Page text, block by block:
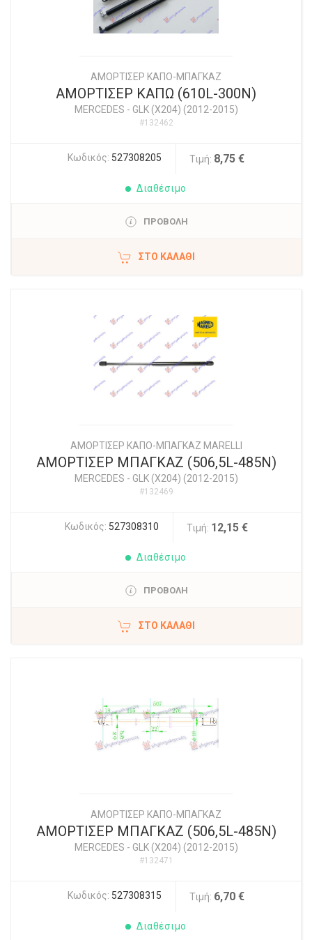
ΑΜΟΡΤΙΣΕΡ ΚΑΠΟ-ΜΠΑΓΚΑΖ
ΑΜΟΡΤΙΣΕΡ ΚΑΠΩ (610L-300N)
MERCEDES - GLK (X204) (2012-2015)
#132462
Κωδικός: 527308205 Τιμή: 8,75 €
Διαθέσιμο
ΠΡΟΒΟΛΗ
ΣΤΟ ΚΑΛΆΘΙ
ΑΜΟΡΤΙΣΕΡ ΚΑΠΟ-ΜΠΑΓΚΑΖ MARELLI
ΑΜΟΡΤΙΣΕΡ ΜΠΑΓΚΑΖ (506,5L-485N)
MERCEDES - GLK (X204) (2012-2015)
#132469
Κωδικός: 527308310 Τιμή: 12,15 €
Διαθέσιμο
ΠΡΟΒΟΛΗ
ΣΤΟ ΚΑΛΆΘΙ
ΑΜΟΡΤΙΣΕΡ ΚΑΠΟ-ΜΠΑΓΚΑΖ
ΑΜΟΡΤΙΣΕΡ ΜΠΑΓΚΑΖ (506,5L-485N)
MERCEDES - GLK (X204) (2012-2015)
#132471
Κωδικός: 527308315 Τιμή: 6,70 €
Διαθέσιμο